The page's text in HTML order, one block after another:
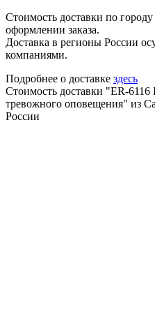
Стоимость доставки по
оформлении заказа.
Доставка в регионы России
компаниями.
Подробнее о доставке здесь
Стоимость доставки "ER-
тревожного оповещения" из
России